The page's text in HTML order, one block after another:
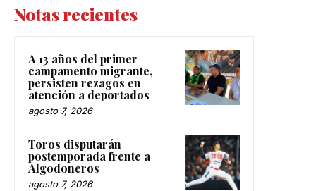
Notas recientes
A 13 años del primer
campamento migrante,
persisten rezagos en
atención a deportados
agosto 7, 2026
Toros disputarán
postemporada frente a
Algodoneros
agosto 7, 2026